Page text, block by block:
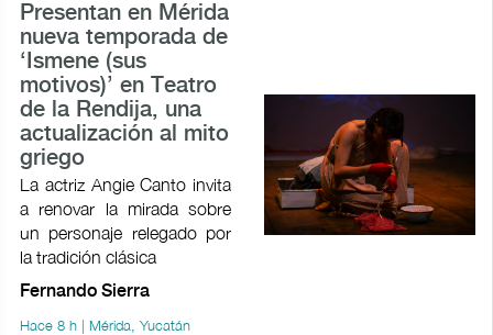
Presentan en Mérida
nueva temporada de
‘Ismene (sus
motivos)’ en Teatro
de la Rendija, una
actualización al mito
griego
La actriz Angie Canto invita
a renovar la mirada sobre
un personaje relegado por
la tradición clásica
Fernando Sierra
Hace 8 h | Mérida, Yucatán